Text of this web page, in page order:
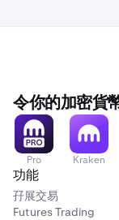
令你的加密貨
Pro Kraken
功能
孖展交易
Futures Trading